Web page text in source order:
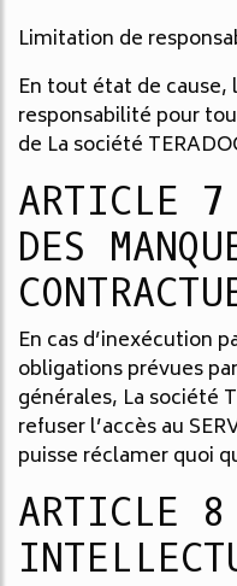
Limitation de
En tout état de cause,
responsabilité pour
de La société
ARTICLE
DES
En cas d’inexécution
obligations prévues
générales, La société
refuser l’accès au
puisse réclamer quoi
ARTICLE